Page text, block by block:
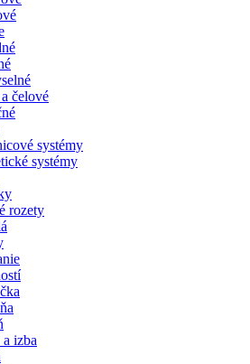
čelové
systémy
systémy
rozety
a izba